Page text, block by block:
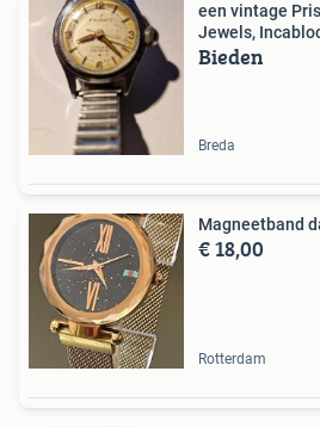
een vintage
Jewels,
Bieden
Breda
Magneetband
€ 18,00
Rotterdam